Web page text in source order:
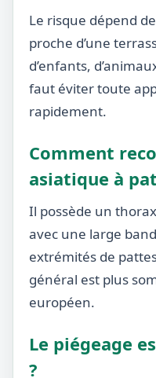
Le risque dépend
proche d’une
d’enfants,
faut éviter toute
rapidement.
Comment
asiatique à
Il possède un
avec une large
extrémités de
général est plus
européen.
Le piégeage
?